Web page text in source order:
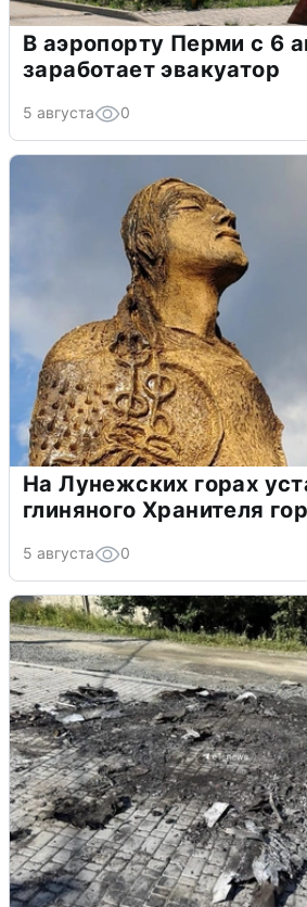
В аэропорту Перми с 6
заработает эвакуатор
5 августа 0
На Лунежских горах
глиняного Хранителя
5 августа 0